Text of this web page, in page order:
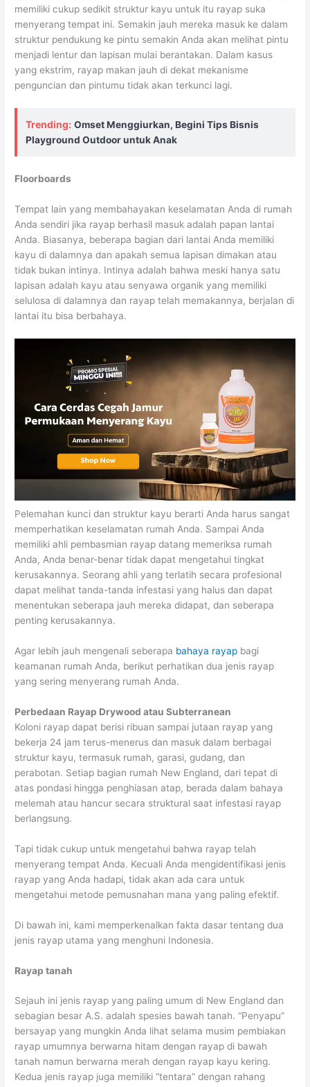
memiliki cukup sedikit struktur kayu untuk itu rayap suka
menyerang tempat ini. Semakin jauh mereka masuk ke dalam
struktur pendukung ke pintu semakin Anda akan melihat pintu
menjadi lentur dan lapisan mulai berantakan. Dalam kasus
yang ekstrim, rayap makan jauh di dekat mekanisme
penguncian dan pintumu tidak akan terkunci lagi.
Trending: Omset Menggiurkan, Begini Tips Bisnis
Playground Outdoor untuk Anak
Floorboards
Tempat lain yang membahayakan keselamatan Anda di rumah
Anda sendiri jika rayap berhasil masuk adalah papan lantai
Anda. Biasanya, beberapa bagian dari lantai Anda memiliki
kayu di dalamnya dan apakah semua lapisan dimakan atau
tidak bukan intinya. Intinya adalah bahwa meski hanya satu
lapisan adalah kayu atau senyawa organik yang memiliki
selulosa di dalamnya dan rayap telah memakannya, berjalan di
lantai itu bisa berbahaya.
Pelemahan kunci dan struktur kayu berarti Anda harus sangat
memperhatikan keselamatan rumah Anda. Sampai Anda
memiliki ahli pembasmian rayap datang memeriksa rumah
Anda, Anda benar-benar tidak dapat mengetahui tingkat
kerusakannya. Seorang ahli yang terlatih secara profesional
dapat melihat tanda-tanda infestasi yang halus dan dapat
menentukan seberapa jauh mereka didapat, dan seberapa
penting kerusakannya.
Agar lebih jauh mengenali seberapa bahaya rayap bagi
keamanan rumah Anda, berikut perhatikan dua jenis rayap
yang sering menyerang rumah Anda.
Perbedaan Rayap Drywood atau Subterranean
Koloni rayap dapat berisi ribuan sampai jutaan rayap yang
bekerja 24 jam terus-menerus dan masuk dalam berbagai
struktur kayu, termasuk rumah, garasi, gudang, dan
perabotan. Setiap bagian rumah New England, dari tepat di
atas pondasi hingga penghiasan atap, berada dalam bahaya
melemah atau hancur secara struktural saat infestasi rayap
berlangsung.
Tapi tidak cukup untuk mengetahui bahwa rayap telah
menyerang tempat Anda. Kecuali Anda mengidentifikasi jenis
rayap yang Anda hadapi, tidak akan ada cara untuk
mengetahui metode pemusnahan mana yang paling efektif.
Di bawah ini, kami memperkenalkan fakta dasar tentang dua
jenis rayap utama yang menghuni Indonesia.
Rayap tanah
Sejauh ini jenis rayap yang paling umum di New England dan
sebagian besar A.S. adalah spesies bawah tanah. “Penyapu”
bersayap yang mungkin Anda lihat selama musim pembiakan
rayap umumnya berwarna hitam dengan rayap di bawah
tanah namun berwarna merah dengan rayap kayu kering.
Kedua jenis rayap juga memiliki “tentara” dengan rahang